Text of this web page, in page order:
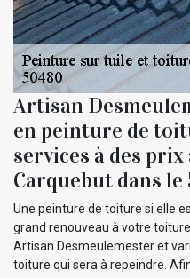
Artisan
en peinture de
services à des
Carquebut dans le
Une peinture de toiture si elle
grand renouveau à votre
Artisan Desmeulemester et
toiture qui sera à repeindre.